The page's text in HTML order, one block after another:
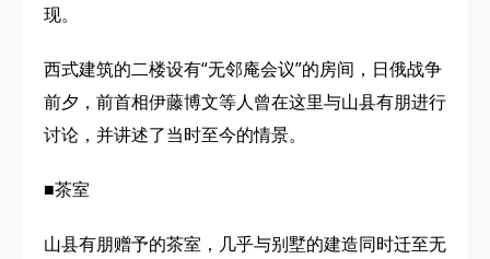
现。
西式建筑的二楼设有“无邻庵会议”的房间，日俄战争
前夕，前首相伊藤博文等人曾在这里与山县有朋进行
讨论，并讲述了当时至今的情景。
■茶室
山县有朋赠予的茶室，几乎与别墅的建造同时迁至无